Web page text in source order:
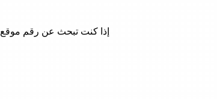
إذا كنت تبحث عن رقم موقع 6 ستريت من اجل السؤال عن طريقة الطلب من المتجر اون لاين فنحن نوفرها لك عبر الرابط التالي: